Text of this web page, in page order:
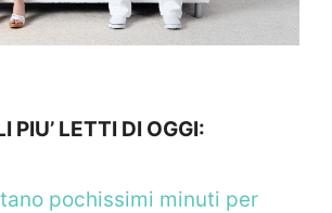
PIU’ LETTI DI OGGI:
pochissimi minuti per